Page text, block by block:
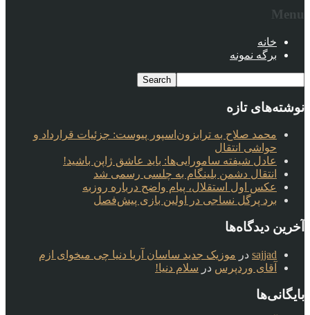
Menu
خانه
برگه نمونه
نوشته‌های تازه
محمد صلاح به ترابزون‌اسپور پیوست: جزئیات قرارداد و
حواشی انتقال
عادل شیفته سامورایی‌ها: باید عاشق ژاپن باشید!
انتقال دشمن بلینگام به چلسی رسمی شد
عکس اول استقلال، پیام واضح درباره روزبه
برد پرگل نساجی در اولین بازی پیش‌فصل
آخرین دیدگاه‌ها
sajjad در موزیک جدید ساسان آریا دنیا چی میخوای ازم
آقای وردپرس در سلام دنیا!
بایگانی‌ها